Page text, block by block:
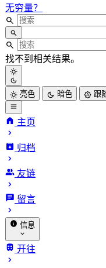
无穷量？
找不到相关结果。
亮色 暗色 跟
主页
归档
友链
留言
信息
关于我
开往
归档